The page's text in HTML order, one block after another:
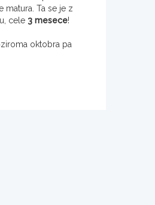
matura. Ta se je z
cele 3 mesece!
oktobra pa